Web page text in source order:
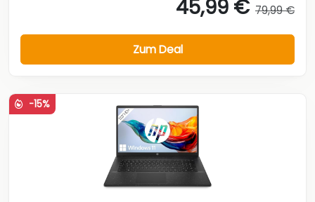
45,99 € 79,99 €
Zum Deal
-15%